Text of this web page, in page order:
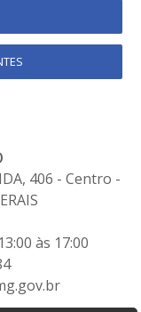
406 - Centro -
às 17:00